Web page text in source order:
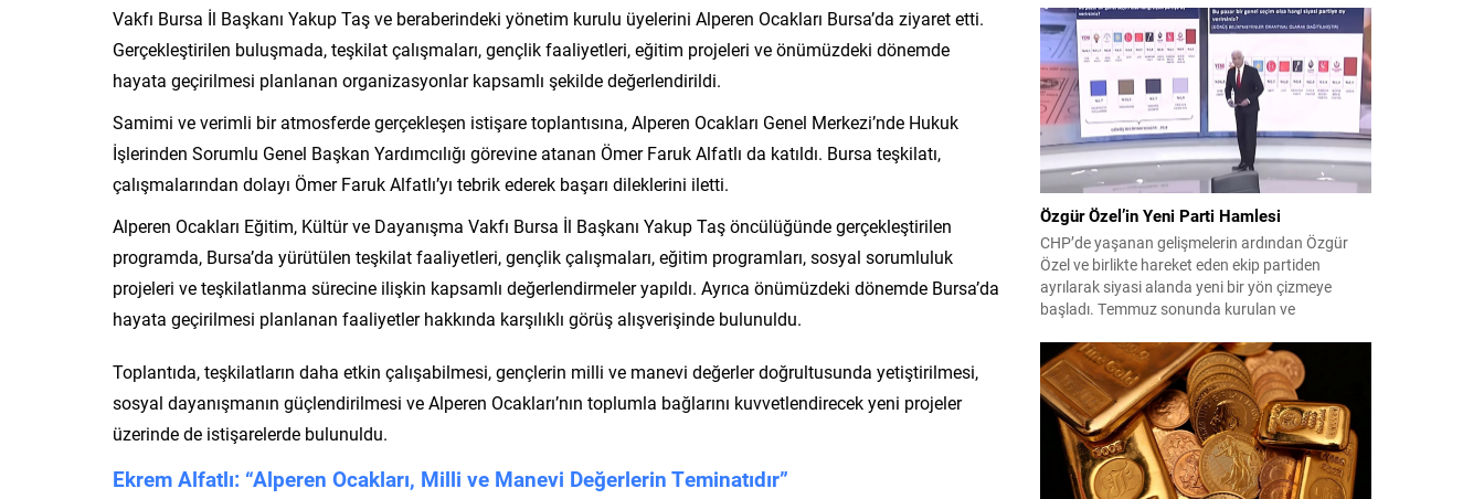
Vakfı Bursa İl Başkanı Yakup Taş ve beraberindeki yönetim kurulu üyelerini Alperen Ocakları Bursa’da ziyaret etti.
Gerçekleştirilen buluşmada, teşkilat çalışmaları, gençlik faaliyetleri, eğitim projeleri ve önümüzdeki dönemde
hayata geçirilmesi planlanan organizasyonlar kapsamlı şekilde değerlendirildi.
Samimi ve verimli bir atmosferde gerçekleşen istişare toplantısına, Alperen Ocakları Genel Merkezi’nde Hukuk
İşlerinden Sorumlu Genel Başkan Yardımcılığı görevine atanan Ömer Faruk Alfatlı da katıldı. Bursa teşkilatı,
çalışmalarından dolayı Ömer Faruk Alfatlı’yı tebrik ederek başarı dileklerini iletti.
Alperen Ocakları Eğitim, Kültür ve Dayanışma Vakfı Bursa İl Başkanı Yakup Taş öncülüğünde gerçekleştirilen
programda, Bursa’da yürütülen teşkilat faaliyetleri, gençlik çalışmaları, eğitim programları, sosyal sorumluluk
projeleri ve teşkilatlanma sürecine ilişkin kapsamlı değerlendirmeler yapıldı. Ayrıca önümüzdeki dönemde Bursa’da
hayata geçirilmesi planlanan faaliyetler hakkında karşılıklı görüş alışverişinde bulunuldu.
Toplantıda, teşkilatların daha etkin çalışabilmesi, gençlerin milli ve manevi değerler doğrultusunda yetiştirilmesi,
sosyal dayanışmanın güçlendirilmesi ve Alperen Ocakları’nın toplumla bağlarını kuvvetlendirecek yeni projeler
üzerinde de istişarelerde bulunuldu.
Ekrem Alfatlı: “Alperen Ocakları, Milli ve Manevi Değerlerin Teminatıdır”
birliği çerçevesi oluşturuldu. Ziyaretin en somut
çıktısı, üç ülkenin imza attığı Mekke Ortak
Savunma Anlaşması oldu. Anlaşma; ortak
güvenlik yaklaşımıyla bölgesel barış, istikrar...
Özgür Özel’in Yeni Parti Hamlesi
CHP’de yaşanan gelişmelerin ardından Özgür
Özel ve birlikte hareket eden ekip partiden
ayrılarak siyasi alanda yeni bir yön çizmeye
başladı. Temmuz sonunda kurulan ve
kısa sürede muhalif medyanın gündemine girdi.
Kuruluşun hemen ardından bazı anket sonuçları
kamuoyuna yansıyınca, partinin tabanda karşılık
bulduğu iddiaları gündemi...